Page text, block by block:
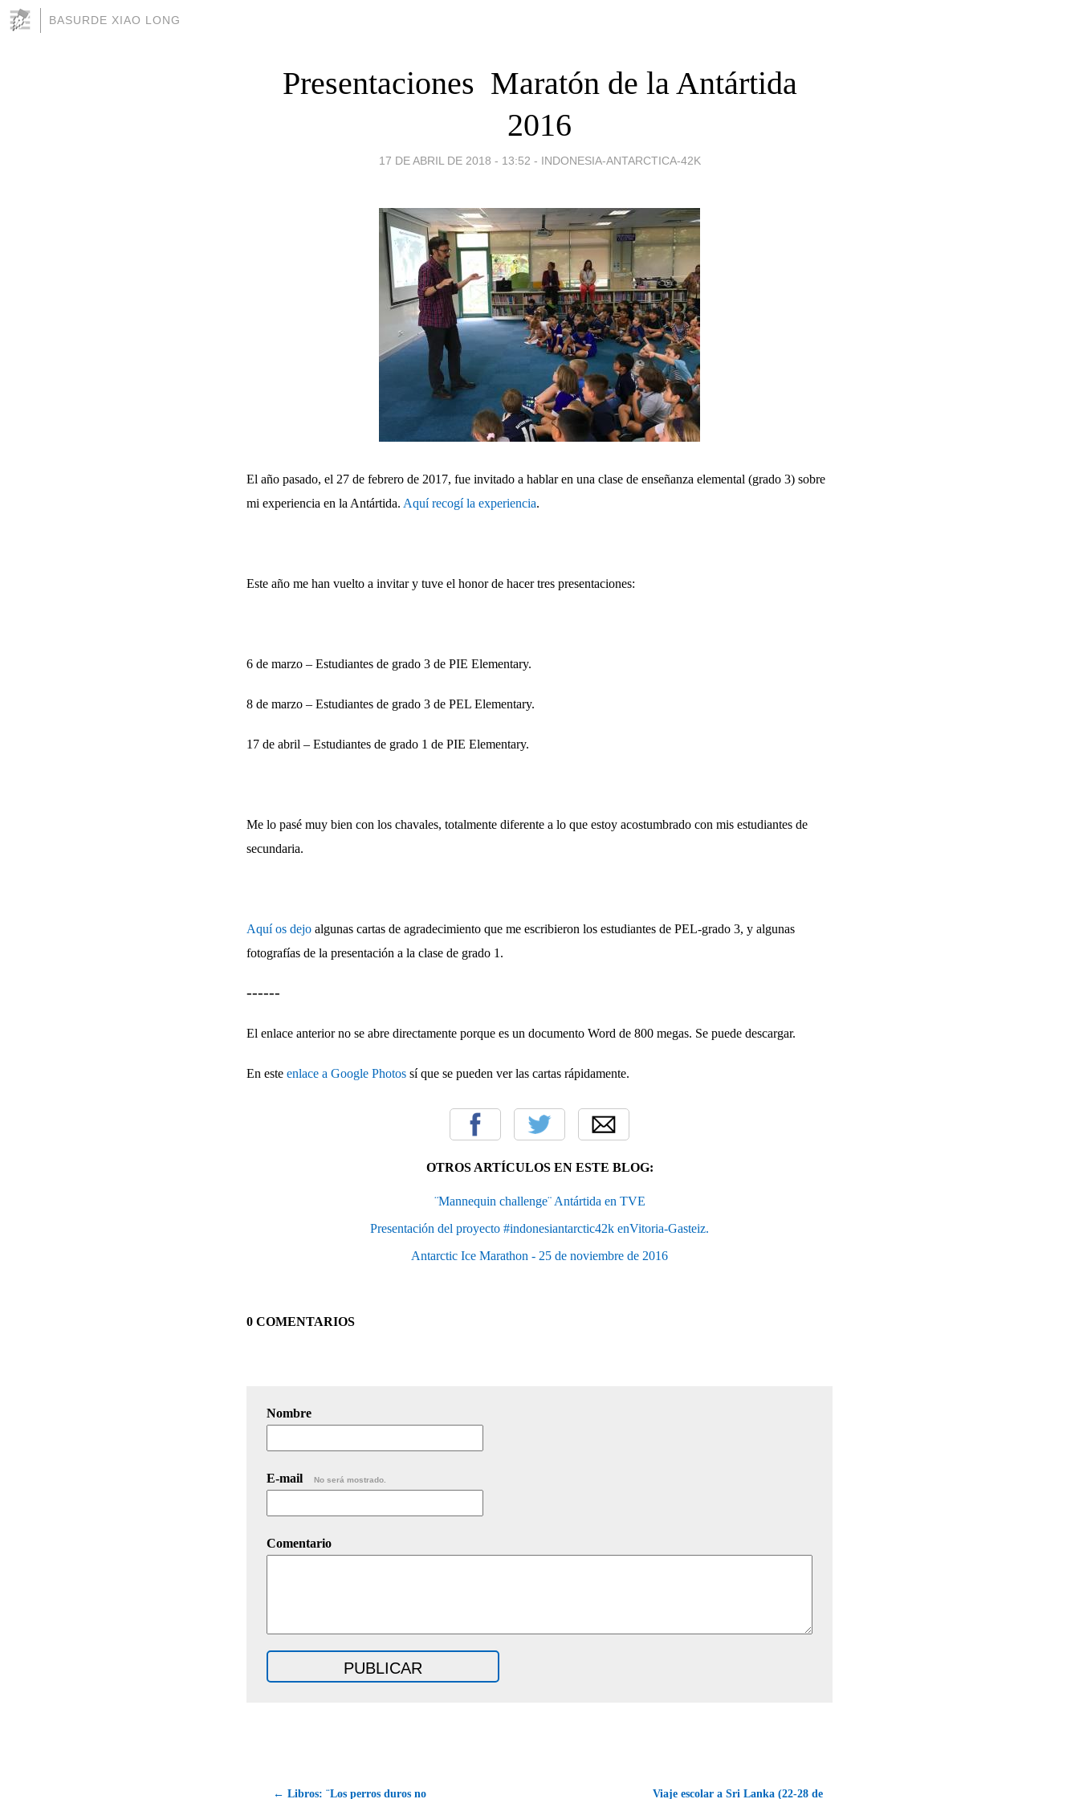
BASURDE XIAO LONG
Presentaciones  Maratón de la Antártida
2016
17 DE ABRIL DE 2018 - 13:52 - INDONESIA-ANTARCTICA-42K
El año pasado, el 27 de febrero de 2017, fue invitado a hablar en una clase de enseñanza elemental (grado 3) sobre
mi experiencia en la Antártida. Aquí recogí la experiencia.
Este año me han vuelto a invitar y tuve el honor de hacer tres presentaciones:
6 de marzo – Estudiantes de grado 3 de PIE Elementary.
8 de marzo – Estudiantes de grado 3 de PEL Elementary.
17 de abril – Estudiantes de grado 1 de PIE Elementary.
Me lo pasé muy bien con los chavales, totalmente diferente a lo que estoy acostumbrado con mis estudiantes de
secundaria.
Aquí os dejo algunas cartas de agradecimiento que me escribieron los estudiantes de PEL-grado 3, y algunas
fotografías de la presentación a la clase de grado 1.
------
El enlace anterior no se abre directamente porque es un documento Word de 800 megas. Se puede descargar.
En este enlace a Google Photos sí que se pueden ver las cartas rápidamente.
OTROS ARTÍCULOS EN ESTE BLOG:
¨Mannequin challenge¨ Antártida en TVE
Presentación del proyecto #‎indonesiantarctic42k enVitoria-Gasteiz.
Antarctic Ice Marathon - 25 de noviembre de 2016
0 COMENTARIOS
Nombre
E-mail No será mostrado.
Comentario
← Libros: ¨Los perros duros no Viaje escolar a Sri Lanka (22-28 de